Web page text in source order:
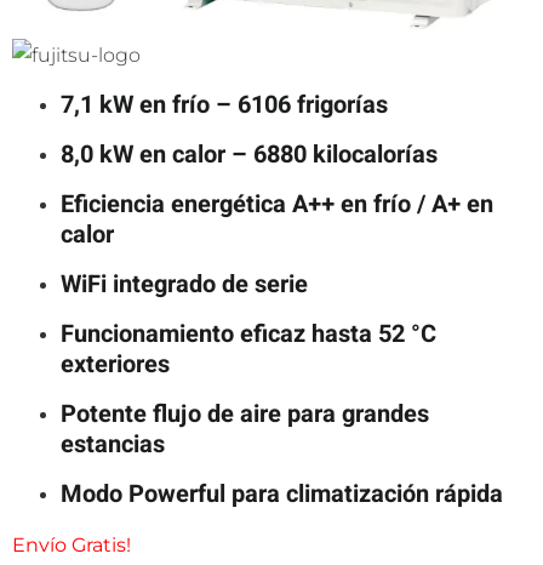
7,1 kW en frío – 6106 frigorías
8,0 kW en calor – 6880 kilocalorías
Eficiencia energética A++ en frío / A+ en
calor
WiFi integrado de serie
Funcionamiento eficaz hasta 52 °C
exteriores
Potente flujo de aire para grandes
estancias
Modo Powerful para climatización rápida
Envío Gratis!